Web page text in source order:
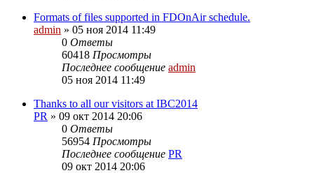
Formats of files supported in FDOnAir schedule.
admin » 05 ноя 2014 11:49
0 Ответы
60418 Просмотры
Последнее сообщение admin
05 ноя 2014 11:49
Thanks to all our visitors at IBC2014
PR » 09 окт 2014 20:06
0 Ответы
56954 Просмотры
Последнее сообщение PR
09 окт 2014 20:06